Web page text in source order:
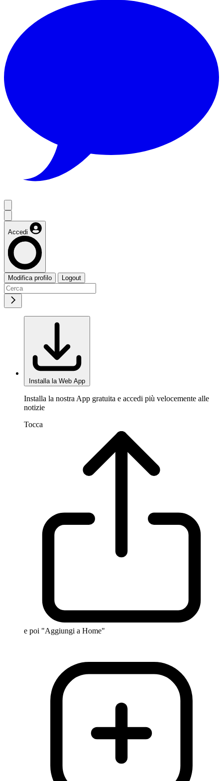
Accedi
Modifica profilo Logout
Installa la Web App
Installa la nostra App gratuita e accedi più velocemente alle
notizie
Tocca
e poi "Aggiungi a Home"